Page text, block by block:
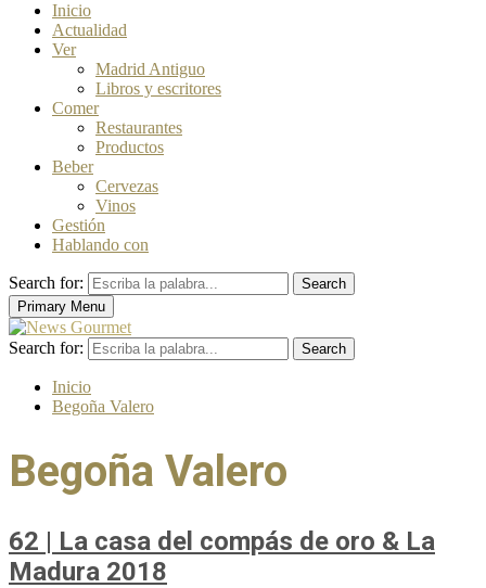
Inicio
Actualidad
Ver
Madrid Antiguo
Libros y escritores
Comer
Restaurantes
Productos
Beber
Cervezas
Vinos
Gestión
Hablando con
Search for:
Search
Primary Menu
Search for: Search
Inicio
Begoña Valero
Begoña Valero
62 | La casa del compás de oro & La
Madura 2018